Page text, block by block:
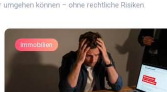
können – ohne rechtliche Risiken.
Immobilien